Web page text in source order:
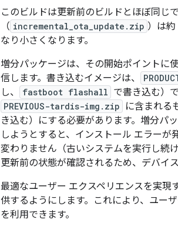
このビルドは更新前のビルドとほぼ同じ
（ incremental_ota_update.zip ）は
なり小さくなります。
増分パッケージは、その開始ポイントに
信します。書き込むイメージは、
し、
fastboot flashall で書き込む）
PREVIOUS-tardis-img.zip に含まれる
き込む）にする必要があります。増分パ
しようとすると、インストール エラー
変わりません（古いシステムを実行し続
更新前の状態が確認されるため、デバイ
最適なユーザー エクスペリエンスを実現
供するようにします。これにより、ユー
を利用できます。